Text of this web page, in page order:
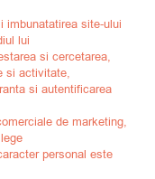
imbunatatirea site-ului
lui
si cercetarea,
si activitate,
si autentificarea
de marketing,
personal este